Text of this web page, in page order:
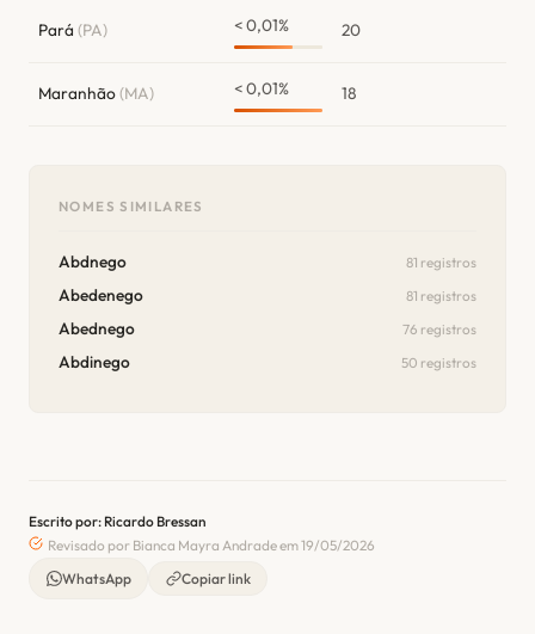
Pará (PA) < 0,01% 20
Maranhão(MA) < 0,01% 18
NOMES SIMILARES
Abdnego 81 registros
Abedenego 81 registros
Abednego 76 registros
Abdinego 50 registros
Escrito por: Ricardo Bressan
Revisado por Bianca Mayra Andrade em 19/05/2026
WhatsApp
Copiar link